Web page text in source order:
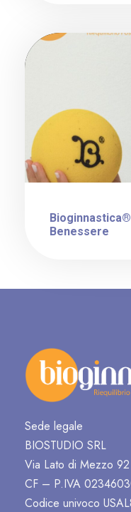
Benessere
Sede legale
BIOSTUDIO SRL
Via Lato di Mezzo
CF – P.IVA
Codice univoco